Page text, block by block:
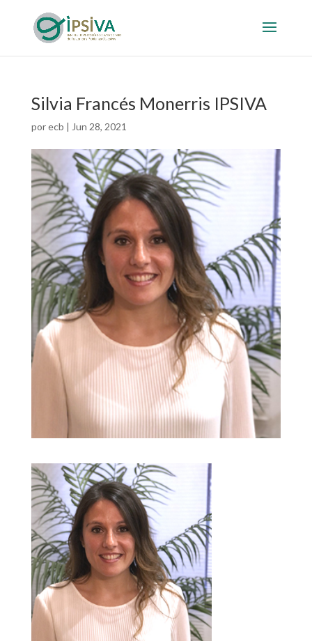
Silvia Francés Monerris IPSIVA
porecb | Jun 28, 2021